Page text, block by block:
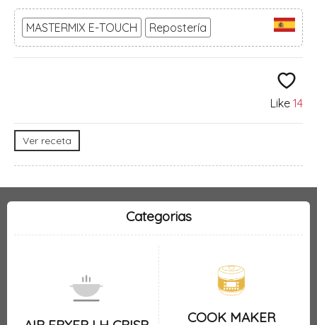
MASTERMIX E-TOUCH Repostería
Like 14
Ver receta
Categorias
COOK MAKER